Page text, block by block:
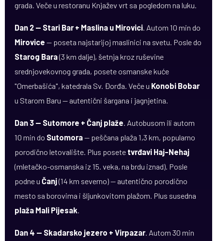
grada. Veče u restoranu Knjažev vrt sa pogledom na luku.
Dan 2 — Stari Bar + Maslina u Mirovici. Autom 10 min do
Mirovice — poseta najstarijoj maslinici na svetu. Posle do
Starog Bara(3 km dalje), šetnja kroz ruševine
srednjovekovnog grada, posete osmanske kuće
"Omerbašića", katedrala Sv. Đorđa. Veče u Konobi Bobar
u Starom Baru — autentični šargana i jagnjetina.
Dan 3 — Sutomore + Čanj plaže. Autobusom ili autom
10 min do Sutomora— peščana plaža 1,3 km, popularno
porodično letovalište. Plus posete tvrđavi Haj-Nehaj
(mletačko-osmanska iz 15. veka, na brdu iznad). Posle
podne u Čanj(14 km severno) — autentično porodično
mesto sa borovima i šljunkovitom plažom. Plus susedna
plaža Mali Pijesak.
Dan 4 — Skadarsko jezero + Virpazar. Autom 30 min